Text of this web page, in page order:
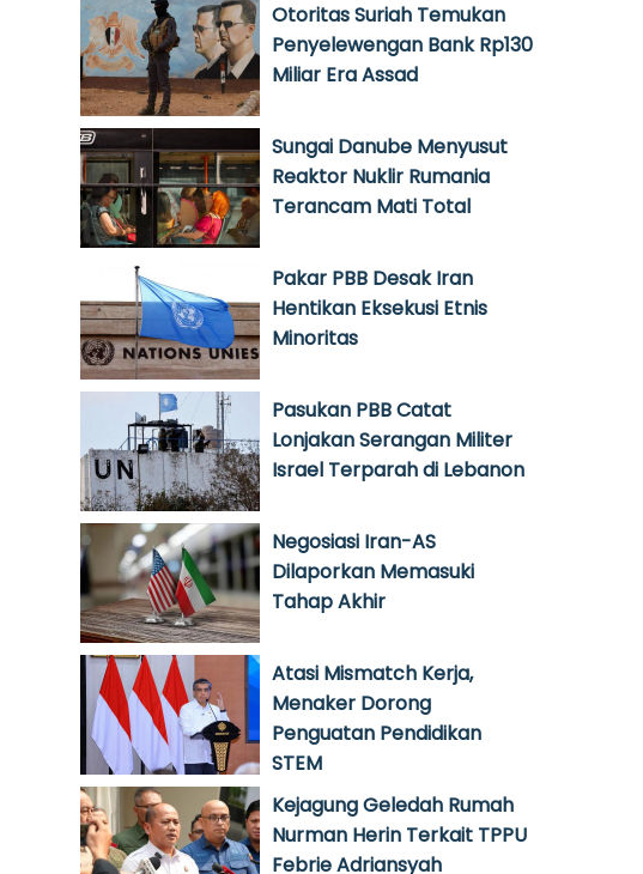
Otoritas Suriah Temukan
Penyelewengan Bank Rp130
Miliar Era Assad
Sungai Danube Menyusut
Reaktor Nuklir Rumania
Terancam Mati Total
Pakar PBB Desak Iran
Hentikan Eksekusi Etnis
Minoritas
Pasukan PBB Catat
Lonjakan Serangan Militer
Israel Terparah di Lebanon
Negosiasi Iran-AS
Dilaporkan Memasuki
Tahap Akhir
Atasi Mismatch Kerja,
Menaker Dorong
Penguatan Pendidikan
STEM
Kejagung Geledah Rumah
Nurman Herin Terkait TPPU
Febrie Adriansyah